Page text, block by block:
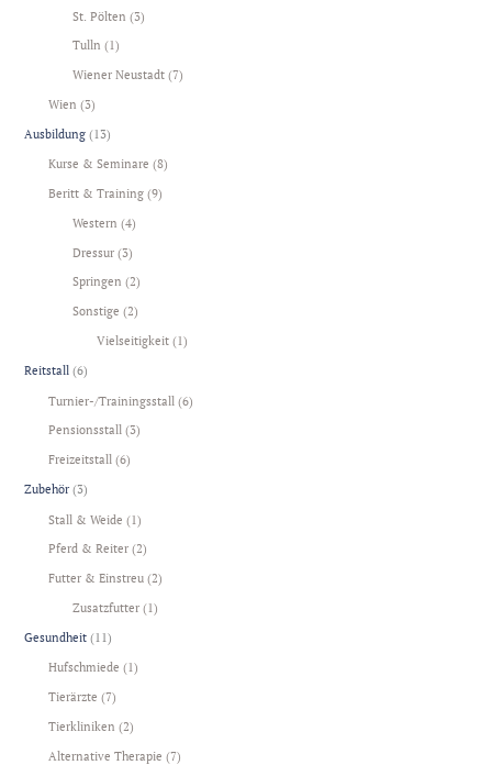
St. Pölten (3)
Tulln (1)
Wiener Neustadt (7)
Wien (3)
Ausbildung (13)
Kurse & Seminare (8)
Beritt & Training (9)
Western (4)
Dressur (3)
Springen (2)
Sonstige (2)
Vielseitigkeit(1)
Reitstall (6)
Turnier-/Trainingsstall (6)
Pensionsstall (3)
Freizeitstall (6)
Zubehör (3)
Stall & Weide (1)
Pferd & Reiter (2)
Futter & Einstreu (2)
Zusatzfutter (1)
Gesundheit (11)
Hufschmiede (1)
Tierärzte (7)
Tierkliniken (2)
Alternative Therapie (7)